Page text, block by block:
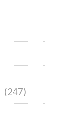
(247)